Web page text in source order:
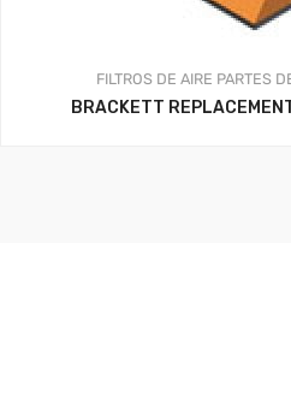
FILTROS DE AIRE PARTES
BRACKETT